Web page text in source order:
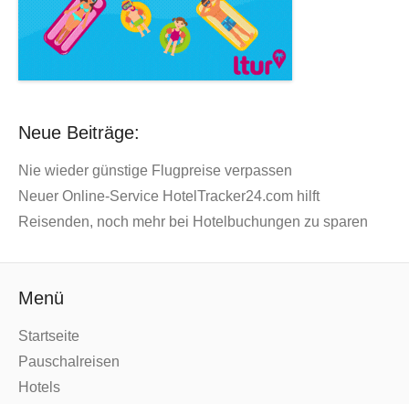
Neue Beiträge:
Nie wieder günstige Flugpreise verpassen
Neuer Online-Service HotelTracker24.com hilft
Reisenden, noch mehr bei Hotelbuchungen zu sparen
Menü
Startseite
Pauschalreisen
Hotels